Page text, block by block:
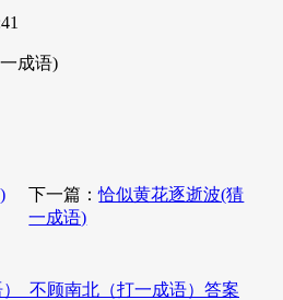
成语)
下一篇：恰似黄花逐逝波(猜
一成语)
_不顾南北（打一成语）答案